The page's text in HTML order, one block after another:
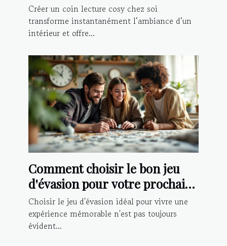
Créer un coin lecture cosy chez soi
transforme instantanément l’ambiance d’un
intérieur et offre...
Comment choisir le bon jeu
d'évasion pour votre prochaine
aventure ?
Choisir le jeu d'évasion idéal pour vivre une
expérience mémorable n'est pas toujours
évident...